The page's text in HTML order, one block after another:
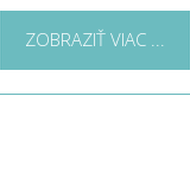
ZOBRAZIŤ VIAC ...